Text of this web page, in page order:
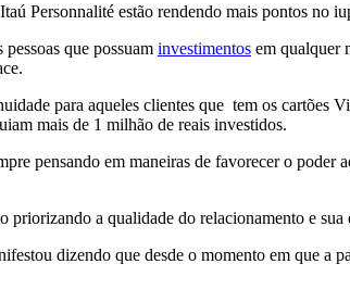
Personnalité estão rendendo mais pontos no
que possuam investimentos em qualquer
para aqueles clientes que tem os
mais de 1 milhão de reais investidos.
pensando em maneiras de favorecer o
a qualidade do relacionamento e
dizendo que desde o momento em que a